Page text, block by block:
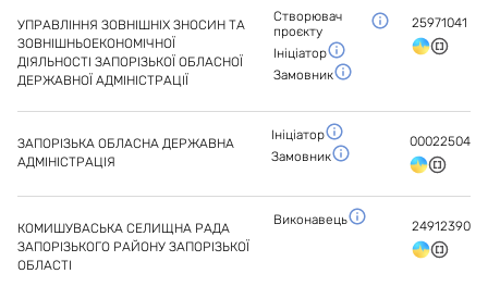
УПРАВЛІННЯ ЗОВНІШНІХ ЗНОСИН ТА
ЗОВНІШНЬОЕКОНОМІЧНОЇ
ДІЯЛЬНОСТІ ЗАПОРІЗЬКОЇ ОБЛАСНОЇ
ДЕРЖАВНОЇ АДМІНІСТРАЦІЇ
Створювач
проєкту
Ініціатор
Замовник
25971041
ЗАПОРІЗЬКА ОБЛАСНА ДЕРЖАВНА
АДМІНІСТРАЦІЯ
Ініціатор
Замовник
00022504
КОМИШУВАСЬКА СЕЛИЩНА РАДА
ЗАПОРІЗЬКОГО РАЙОНУ ЗАПОРІЗЬКОЇ
ОБЛАСТІ
Виконавець 24912390